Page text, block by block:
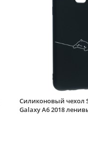
Силиконовый чехол
Galaxy A6 2018